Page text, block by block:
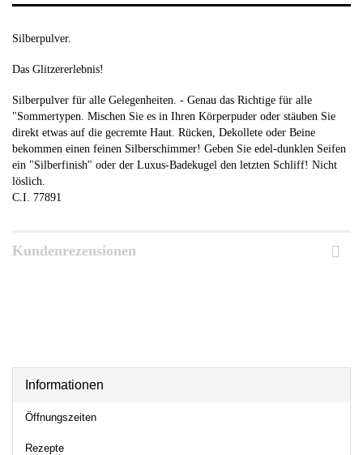
Silberpulver.
Das Glitzererlebnis!
Silberpulver für alle Gelegenheiten. - Genau das Richtige für alle
"Sommertypen. Mischen Sie es in Ihren Körperpuder oder stäuben Sie
direkt etwas auf die gecremte Haut. Rücken, Dekollete oder Beine
bekommen einen feinen Silberschimmer! Geben Sie edel-dunklen Seifen
ein "Silberfinish" oder der Luxus-Badekugel den letzten Schliff! Nicht
löslich.
C.I. 77891
Kundenrezensionen
Informationen
Öffnungszeiten
Rezepte